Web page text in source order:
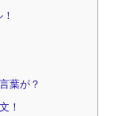
葉が？
！